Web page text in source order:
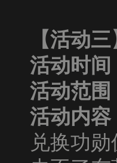
【活动
活动时间
活动范围
活动内容
兑换功